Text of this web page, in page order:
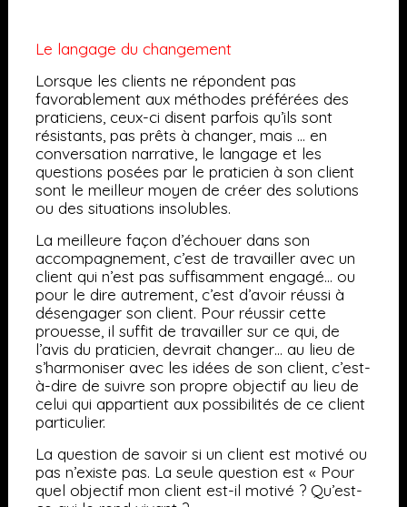
Le langage du changement
Lorsque les clients ne répondent pas
favorablement aux méthodes préférées des
praticiens, ceux-ci disent parfois qu’ils sont
résistants, pas prêts à changer, mais … en
conversation narrative, le langage et les
questions posées par le praticien à son client
sont le meilleur moyen de créer des solutions
ou des situations insolubles.
La meilleure façon d’échouer dans son
accompagnement, c’est de travailler avec un
client qui n’est pas suffisamment engagé… ou
pour le dire autrement, c’est d’avoir réussi à
désengager son client. Pour réussir cette
prouesse, il suffit de travailler sur ce qui, de
l’avis du praticien, devrait changer… au lieu de
s’harmoniser avec les idées de son client, c’est-
à-dire de suivre son propre objectif au lieu de
celui qui appartient aux possibilités de ce client
particulier.
La question de savoir si un client est motivé ou
pas n’existe pas. La seule question est « Pour
quel objectif mon client est-il motivé ? Qu’est-